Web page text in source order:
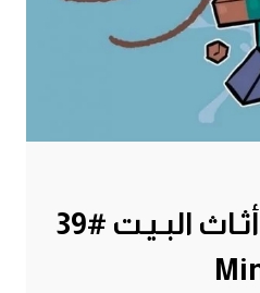
ماين كرافت : أثـاث البـيـت #39
|